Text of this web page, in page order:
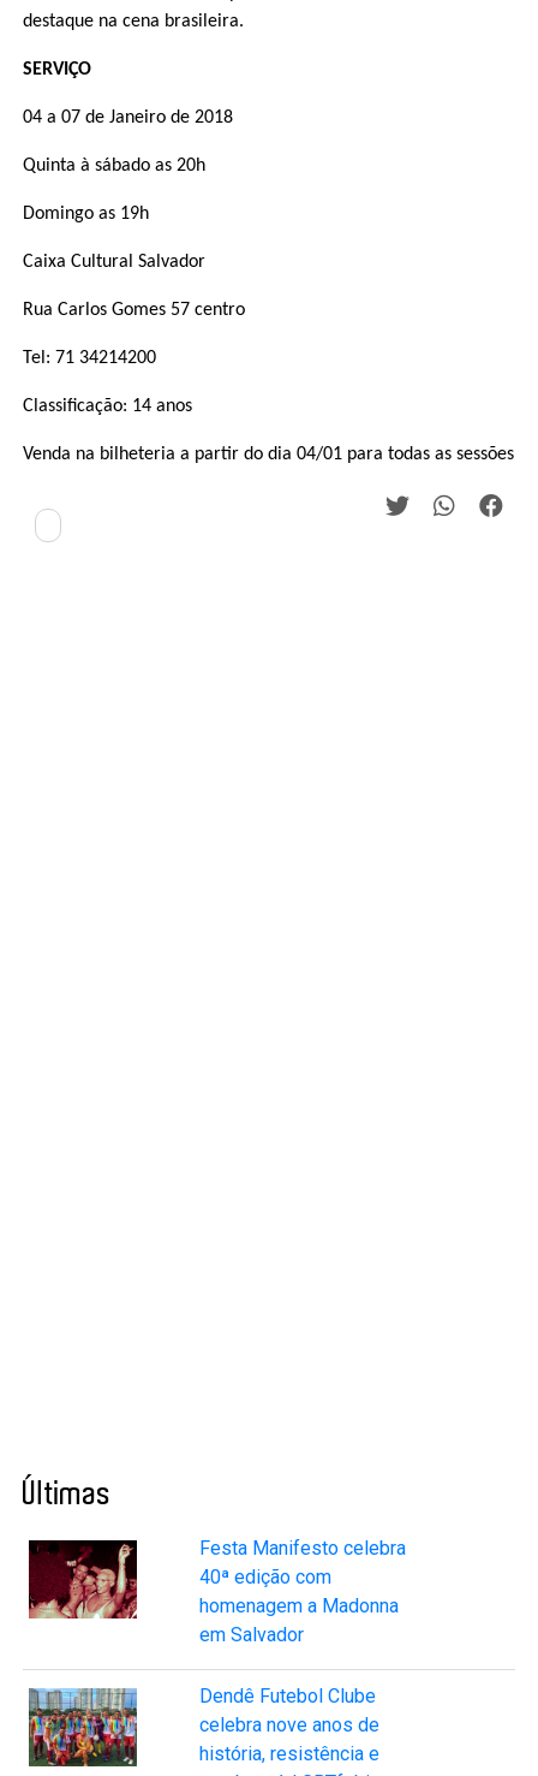
destaque na cena brasileira.
SERVIÇO
04 a 07 de Janeiro de 2018
Quinta à sábado as 20h
Domingo as 19h
Caixa Cultural Salvador
Rua Carlos Gomes 57 centro
Tel: 71 34214200
Classificação: 14 anos
Venda na bilheteria a partir do dia 04/01 para todas as sessões
Últimas
Festa Manifesto celebra
40ª edição com
homenagem a Madonna
em Salvador
Dendê Futebol Clube
celebra nove anos de
história, resistência e